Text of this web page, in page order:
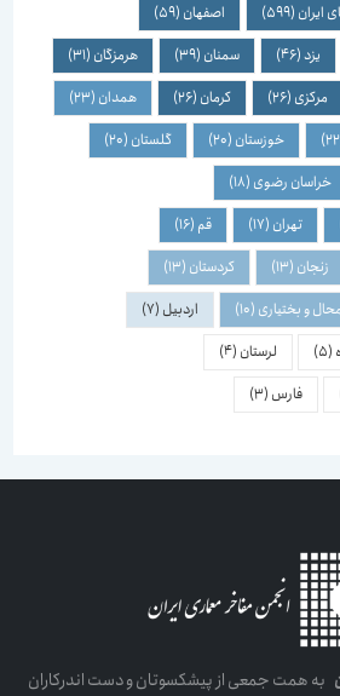
(599) اصفهان(59)
(46) سمنان(39) هرمزگان(31)
مرکزی(26) کرمان(26) همدان(23)
خوزستان(20) گلستان(20)
خراسان رضوی(18)
تهران(17)
(16)
زنجان(13) کردستان(13)
و بختیاری(10) اردبیل(7)
لرستان(4)
فارس(3)
همت جمعی از پیشکسوتان و دست اندرکاران